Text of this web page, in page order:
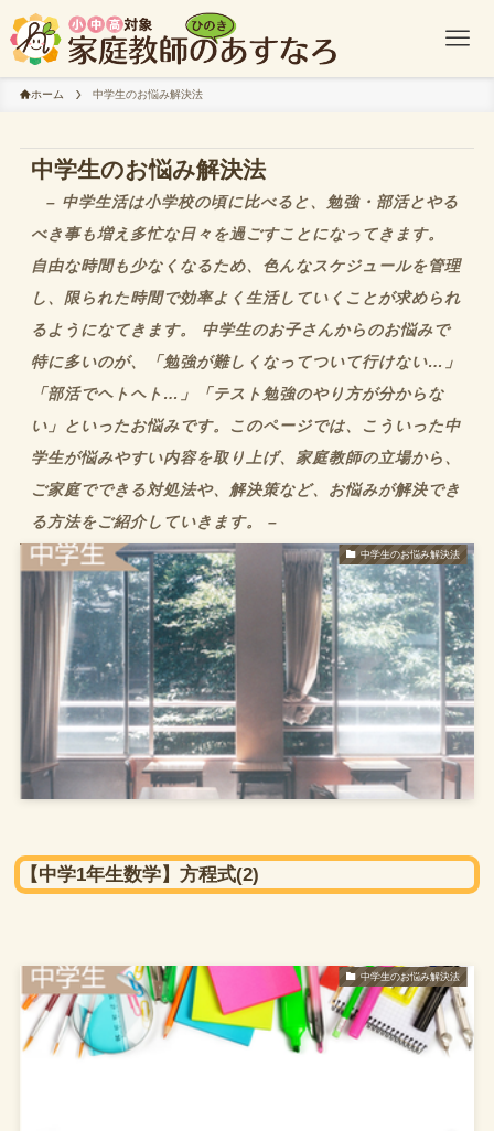
ホーム 中学生のお悩み解決法
中学生のお悩み解決法
– 中学生活は小学校の頃に比べると、勉強・部活とやる
べき事も増え多忙な日々を過ごすことになってきます。
自由な時間も少なくなるため、色んなスケジュールを管理
し、限られた時間で効率よく生活していくことが求められ
るようになてきます。 中学生のお子さんからのお悩みで
特に多いのが、「勉強が難しくなってついて行けない…」
「部活でヘトヘト…」「テスト勉強のやり方が分からな
い」といったお悩みです。このページでは、こういった中
学生が悩みやすい内容を取り上げ、家庭教師の立場から、
ご家庭でできる対処法や、解決策など、お悩みが解決でき
る方法をご紹介していきます。 –
中学生のお悩み解決法
【中学1年生数学】方程式(2)
中学生のお悩み解決法